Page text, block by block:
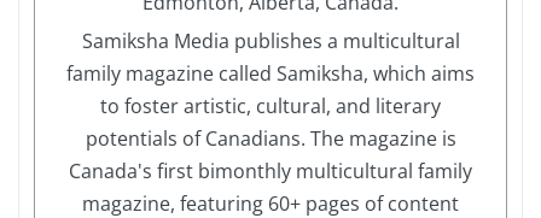
Samiksha Media publishes a multicultural
family magazine called Samiksha, which aims
to foster artistic, cultural, and literary
potentials of Canadians. The magazine is
Canada's first bimonthly multicultural family
magazine, featuring 60+ pages of content